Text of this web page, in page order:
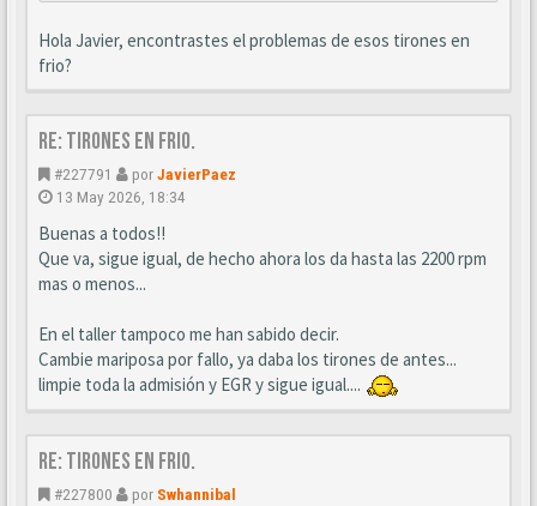
Hola Javier, encontrastes el problemas de esos tirones en
frio?
Re: Tirones en frio.
#227791 porJavierPaez
13 May 2026, 18:34
Buenas a todos!!
Que va, sigue igual, de hecho ahora los da hasta las 2200 rpm
mas o menos...
En el taller tampoco me han sabido decir.
Cambie mariposa por fallo, ya daba los tirones de antes...
limpie toda la admisión y EGR y sigue igual....
Re: Tirones en frio.
#227800 por Swhannibal